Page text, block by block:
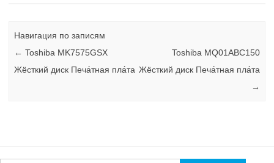
Навигация по записям
← Toshiba MK7575GSX
Жёсткий диск Печа́тная пла́та
Toshiba MQ01ABC150
Жёсткий диск Печа́тная пла́та
→